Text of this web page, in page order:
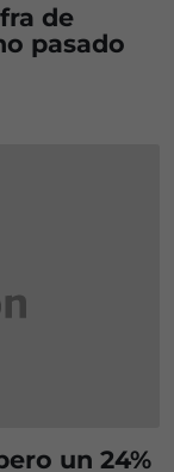
de
pasado
un 24%